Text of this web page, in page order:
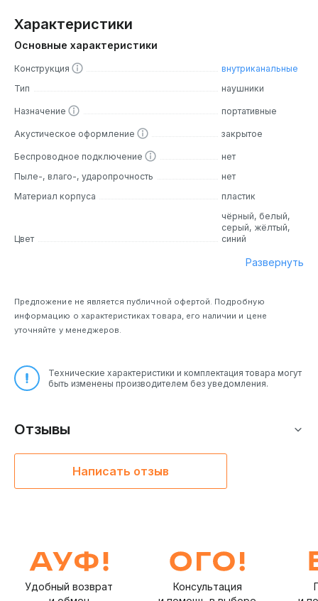
Характеристики
Основные характеристики
Конструкция
внутриканальные
Тип
наушники
Назначение портативные
Акустическое оформление закрытое
Беспроводное подключение
нет
Пыле-, влаго-, ударопрочность
нет
Материал корпуса
пластик
Цвет
чёрный, белый,
серый, жёлтый,
синий
Развернуть
Предложение не является публичной офертой. Подробную
информацию о характеристиках товара, его наличии и цене
уточняйте у менеджеров.
Технические характеристики и комплектация товара могут
быть изменены производителем без уведомления.
Отзывы
Написать отзыв
Удобный возврат
Консультация